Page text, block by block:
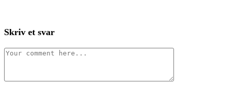
Skriv et svar
Comment